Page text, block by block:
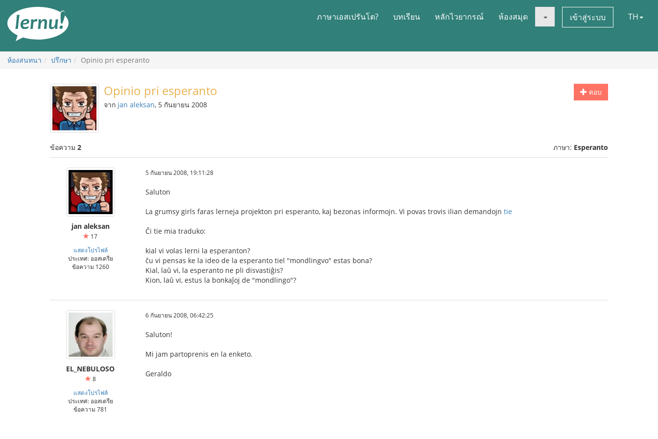
สารบัญ
ภาษาเอสเปรันโต? บทเรียน หลักไวยากรณ์ ห้องสมุด เข้าสู่ระบบ TH
ห้องสนทนา ปรึกษา Opinio pri esperanto
ตอบ
Opinio pri esperanto
จาก jan aleksan, 5 กันยายน 2008
ข้อความ 2 ภาษา: Esperanto
jan aleksan
17
แสดงโปรไฟล์
ประเทศ: ออสเตรีย
ข้อความ 1260
5 กันยายน 2008, 19:11:28
Saluton
La grumsy girls faras lerneja projekton pri esperanto, kaj bezonas informojn. Vi povas trovis ilian demandojn tie
Ĉi tie mia traduko:
kial vi volas lerni la esperanton?
ĉu vi pensas ke la ideo de la esperanto tiel "mondlingvo" estas bona?
Kial, laŭ vi, la esperanto ne pli disvastiĝis?
Kion, laŭ vi, estus la bonkaĵoj de "mondlingo"?
EL_NEBULOSO
8
แสดงโปรไฟล์
ประเทศ: ออสเตรีย
ข้อความ 781
6 กันยายน 2008, 06:42:25
Saluton!
Mi jam partoprenis en la enketo.
Geraldo